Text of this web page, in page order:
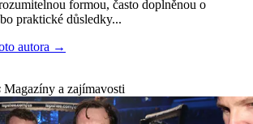
formou, často doplněnou o
praktické důsledky...
autora →
Magazíny a zajímavosti